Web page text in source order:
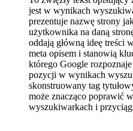
jest w wynikach
prezentuje nazwę strony
użytkownika na daną
oddają główną ideę treści
meta opisem i stanowią
którego Google
pozycji w wynikach
skonstruowany tag
może znacząco poprawić
wyszukiwarkach i